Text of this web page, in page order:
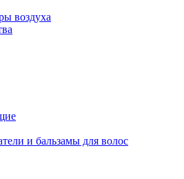
воздуха
и бальзамы для волос